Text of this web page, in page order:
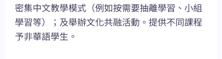
密集中文教學模式（例如按需要抽離學習、小組
學習等）；及舉辦文化共融活動。提供不同課程
予非華語學生。